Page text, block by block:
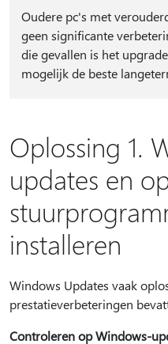
Oudere pc's met
geen significante
die gevallen is het
mogelijk de beste
Oplossing 1.
updates en
installeren
Windows Updates vaak
prestatieverbeteringen
Controleren op Windows-